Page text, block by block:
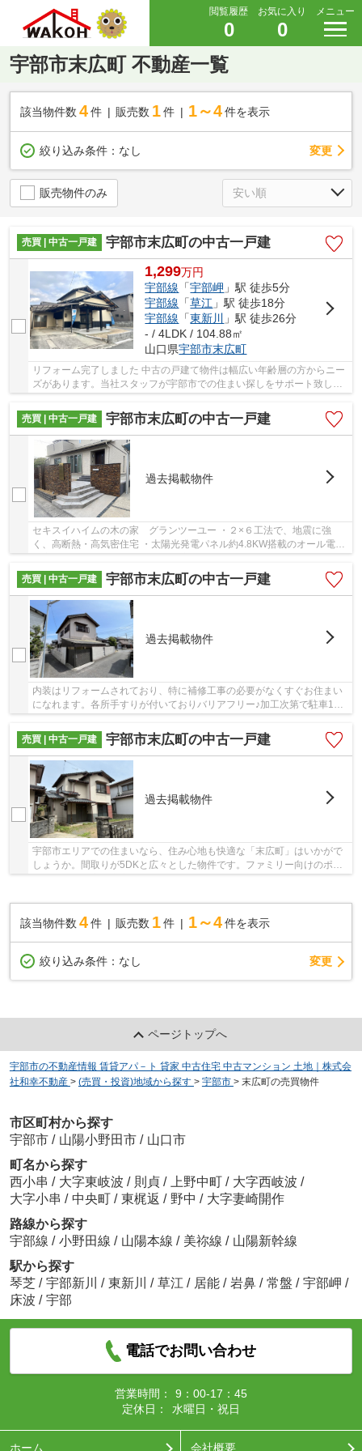
閲覧履歴
0
お気に入り
0
メニュー
宇部市末広町 不動産一覧
該当物件数 4件 販売数 1 件 1～4 件を表示
絞り込み条件： なし 変更
販売物件のみ
売買 | 中古一戸建 宇部市末広町の中古一戸建
1,299万円
宇部線 「宇部岬 」駅 徒歩5分
宇部線 「草江 」駅 徒歩18分
宇部線 「東新川
」駅 徒歩26分
- / 4LDK / 104.88㎡
山口県宇部市末広町
リフォーム完了しました 中古の戸建て物件は幅広い年齢層の方からニー
ズがあります。当社スタッフが宇部市での住まい探しをサポート致しま
売買 | 中古一戸建
宇部市末広町の中古一戸建
過去掲載物件
セキスイハイムの木の家 グランツーユー ・２×６工法で、地震に強
く、高断熱・高気密住宅 ・太陽光発電パネル約4.8KW搭載のオール電化
売買 | 中古一戸建
宇部市末広町の中古一戸建
過去掲載物件
内装はリフォームされており、特に補修工事の必要がなくすぐお住まい
になれます。各所手すりが付いておりバリアフリー♪加工次第で駐車1台
売買 | 中古一戸建
宇部市末広町の中古一戸建
過去掲載物件
宇部市エリアでの住まいなら、住み心地も快適な「末広町」はいかがで
しょうか。間取りが5DKと広々とした物件です。ファミリー向けのポイ
該当物件数 4件 販売数 1 件 1～4 件を表示
絞り込み条件： なし 変更
ページトップへ
宇部市の不動産情報 賃貸アパ－ト 貸家 中古住宅 中古マンション 土地｜株式会
社和幸不動産 > (売買・投資)地域から探す > 宇部市 > 末広町の売買物件
市区町村から探す
宇部市 / 山陽小野田市 / 山口市
町名から探す
西小串 / 大字東岐波 / 則貞 / 上野中町 / 大字西岐波 /
大字小串 / 中央町 / 東梶返 / 野中 / 大字妻崎開作
路線から探す
宇部線 / 小野田線 / 山陽本線 / 美祢線 / 山陽新幹線
駅から探す
琴芝 / 宇部新川 / 東新川 / 草江 / 居能 / 岩鼻 / 常盤 / 宇部岬 /
床波 / 宇部
電話でお問い合わせ
営業時間：
9：00-17：45
定休日：
水曜日・祝日
ホーム 会社概要